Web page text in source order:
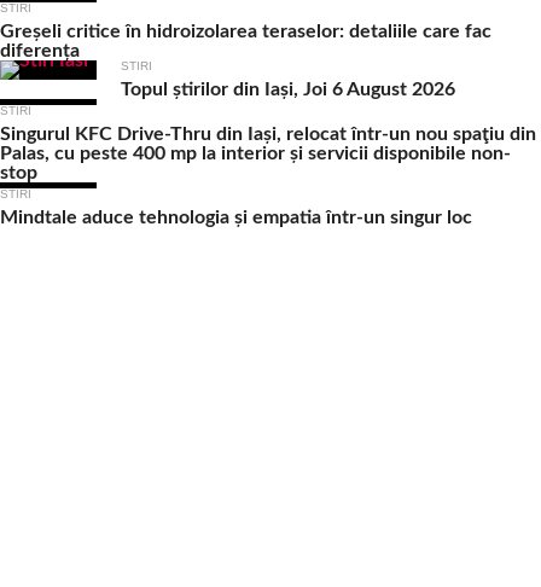
STIRI
Greșeli critice în hidroizolarea teraselor: detaliile care fac
diferența
STIRI
Topul știrilor din Iași, Joi 6 August 2026
STIRI
Singurul KFC Drive-Thru din Iași, relocat într-un nou spaţiu din
Palas, cu peste 400 mp la interior și servicii disponibile non-
stop
STIRI
Mindtale aduce tehnologia și empatia într-un singur loc